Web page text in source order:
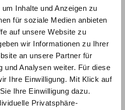
Inhalte und Anzeigen zu
für soziale Medien anbieten
auf unsere Website zu
wir Informationen zu Ihrer
an unsere Partner für
und Analysen weiter. Für diese
Ihre Einwilligung. Mit Klick auf
Ihre Einwilligung dazu.
Privatsphäre-
PRODUKT
Line Syma 18